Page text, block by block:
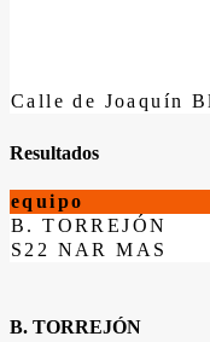
Calle de Joaquín
Resultados
equipo
B. TORREJÓN
S22 NAR MAS
B. TORREJÓN